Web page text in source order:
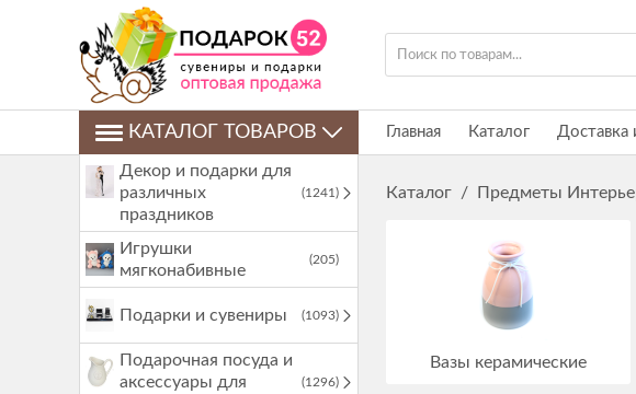
КАТАЛОГ ТОВАРОВ
Декор и подарки для
различных
праздников
(1241)
Игрушки
мягконабивные
(205)
Подарки и сувениры (1093)
Подарочная посуда и
аксессуары для
(1296)
Главная Каталог Доставка
Каталог / Предметы
Вазы керамические